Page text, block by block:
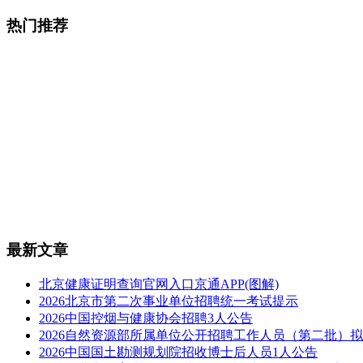
热门推荐
最新文章
北京健康证明查询官网入口京通APP(图解)
2026北京市第二次事业单位招聘统一考试提示
2026中国控烟与健康协会招聘3人公告
2026自然资源部所属单位公开招聘工作人员（第二批）
2026中国国土勘测规划院招收博士后人员1人公告